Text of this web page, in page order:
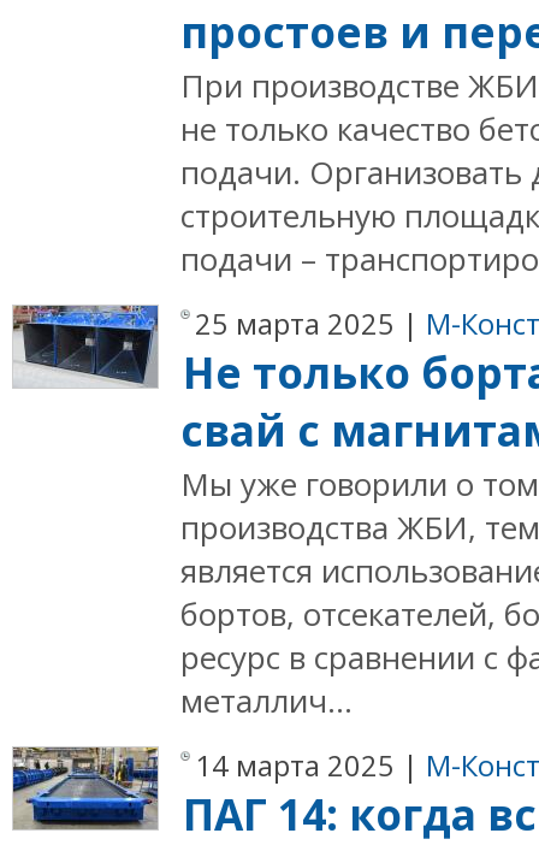
простоев и
При производстве
не только качество
подачи. Организовать
строительную
подачи –
25 марта 2025 | М-
Не только
свай с
Мы уже говорили о
производства ЖБИ,
является
бортов, отсекателей,
ресурс в сравнении с
металлич...
14 марта 2025 | М-
ПАГ 14: когда